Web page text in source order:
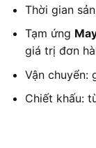
Thời gian
Tạm ứng
giá trị đơn
Vận chuyển:
Chiết khấu: